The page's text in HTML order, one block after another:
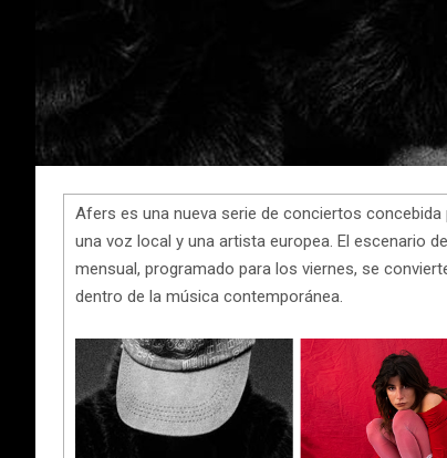
Afers es una nueva serie de conciertos
una voz local y una artista europea. El escenario
mensual, programado para los viernes, se
dentro de la música contemporánea.